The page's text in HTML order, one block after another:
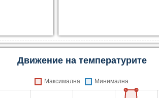
Движение на температурите